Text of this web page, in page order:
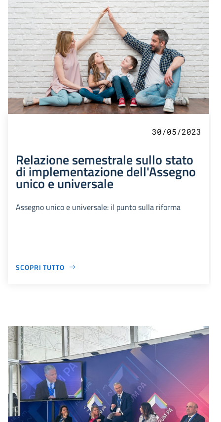
30/05/2023
Relazione semestrale sullo stato
di implementazione dell'Assegno
unico e universale
Assegno unico e universale: il punto sulla riforma
SCOPRI TUTTO